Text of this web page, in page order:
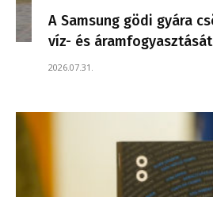
A Samsung gödi gyára
víz- és áramfogyasztását
2026.07.31.